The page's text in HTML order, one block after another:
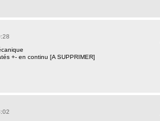
+- en continu [A SUPPRIMER]